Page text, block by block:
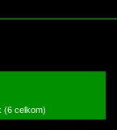
(6 celkom)